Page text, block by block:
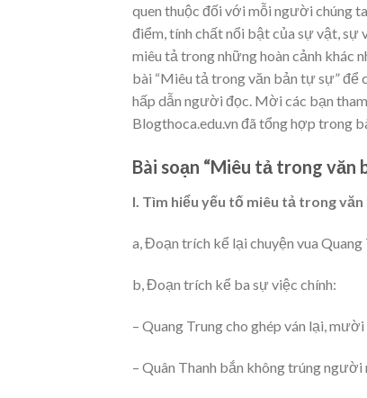
quen thuộc đối với mỗi người chúng
điểm, tính chất nổi bật của sự vật, sự
miêu tả trong những hoàn cảnh khác
bài “Miêu tả trong văn bản tự sự” để
hấp dẫn người đọc. Mời các bạn
Blogthoca.edu.vn đã tổng hợp trong
Bài soạn “Miêu tả trong văn
I. Tìm hiểu yếu tố miêu tả trong
a, Đoạn trích kể lại chuyện vua
b, Đoạn trích kể ba sự việc chính:
– Quang Trung cho ghép ván lại,
– Quân Thanh bắn không trúng người